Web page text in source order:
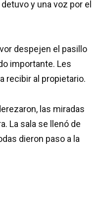
y una voz por el
despejen el pasillo
importante. Les
recibir al propietario.
las miradas
La sala se llenó de
dieron paso a la